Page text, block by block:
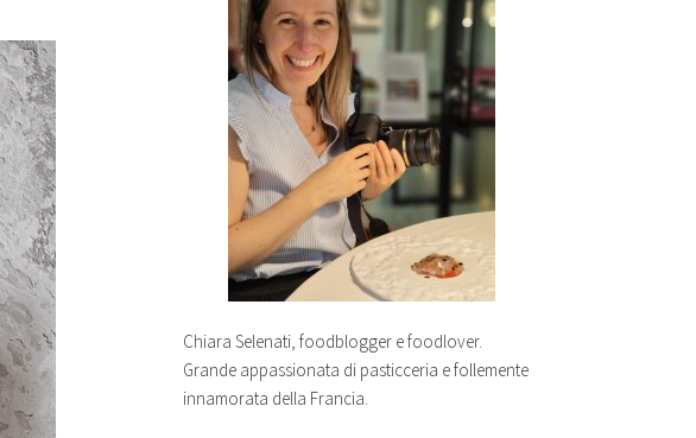
Chiara Selenati, foodblogger e foodlover.
Grande appassionata di pasticceria e follemente
innamorata della Francia.